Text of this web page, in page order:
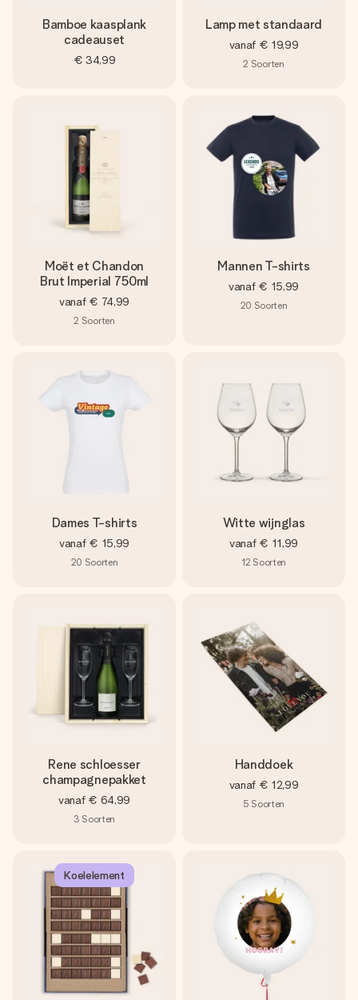
Bamboe kaasplank
cadeauset
€ 34,99
Lamp met standaard
vanaf € 19,99
2 Soorten
Moët et Chandon
Brut Imperial 750ml
vanaf € 74,99
2 Soorten
Mannen T-shirts
vanaf € 15,99
20 Soorten
Dames T-shirts
vanaf € 15,99
20 Soorten
Witte wijnglas
vanaf € 11,99
12 Soorten
Rene schloesser
champagnepakket
vanaf € 64,99
3 Soorten
Handdoek
vanaf € 12,99
5 Soorten
Koelelement